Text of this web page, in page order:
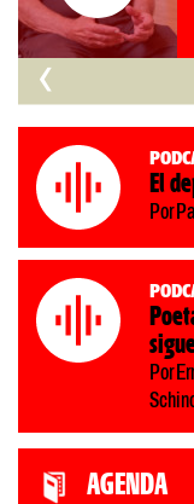
paganas
‹
El
Por
Por
AGENDA